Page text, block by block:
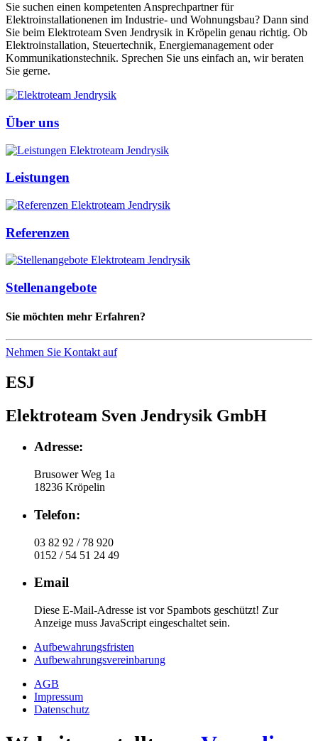
Sie suchen einen kompetenten Ansprechpartner für
Elektroinstallationenen im Industrie- und Wohnungsbau? Dann sind
Sie beim Elektroteam Sven Jendrysik in Kröpelin genau richtig. Ob
Elektroinstallation, Steuertechnik, Energiemanagement oder
Kommunikationstechnik. Sprechen Sie uns einfach an, wir beraten
Sie gerne.
Über uns
Leistungen
Referenzen
Stellenangebote
Sie möchten mehr Erfahren?
Nehmen Sie Kontakt auf
ESJ
Elektroteam Sven Jendrysik GmbH
Adresse:
Brusower Weg 1a
18236 Kröpelin
Telefon:
03 82 92 / 78 920
0152 / 54 51 24 49
Email
Diese E-Mail-Adresse ist vor Spambots geschützt! Zur
Anzeige muss JavaScript eingeschaltet sein.
Aufbewahrungsfristen
Aufbewahrungsvereinbarung
AGB
Impressum
Datenschutz